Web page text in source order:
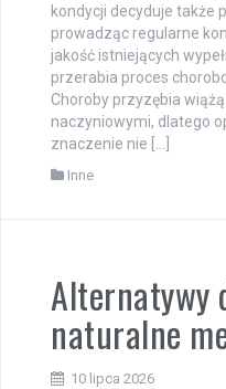
kondycji decyduje także
prowadząc regularne
jakość istniejących
przerabia proces
Choroby przyzębia
naczyniowymi, dlatego
znaczenie nie […]
Inne
Alternatywy
naturalne
10 lipca 2026